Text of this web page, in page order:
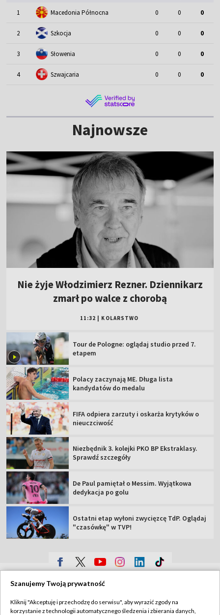
1 Macedonia Północna 0 0 0
2 Szkocja 0 0 0
3 Słowenia 0 0 0
4 Szwajcaria 0 0 0
Najnowsze
Nie żyje Włodzimierz Rezner. Dziennikarz
zmarł po walce z chorobą
11:32 KOLARSTWO
Tour de Pologne: oglądaj studio przed 7.
etapem
Polacy zaczynają ME. Długa lista
kandydatów do medalu
FIFA odpiera zarzuty i oskarża krytyków o
nieuczciwość
Niezbędnik 3. kolejki PKO BP Ekstraklasy.
Sprawdź szczegóły
De Paul pamiętał o Messim. Wyjątkowa
dedykacja po golu
Ostatni etap wyłoni zwycięzcę TdP. Oglądaj
"czasówkę" w TVP!
Sklep TVP
Polityka prywatności
Szanujemy Twoją prywatność
Kliknij "Akceptuję i przechodzę do serwisu", aby wyrazić zgody na
korzystanie z technologii automatycznego śledzenia i zbierania danych,